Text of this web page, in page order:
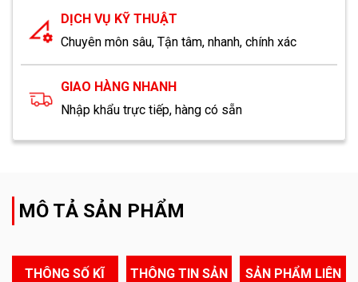
DỊCH VỤ KỸ THUẬT
Chuyên môn sâu, Tận tâm, nhanh, chính xác
GIAO HÀNG NHANH
Nhập khẩu trực tiếp, hàng có sẵn
MÔ TẢ SẢN PHẨM
THÔNG SỐ KĨ
THÔNG TIN SẢN
SẢN PHẨM LIÊN